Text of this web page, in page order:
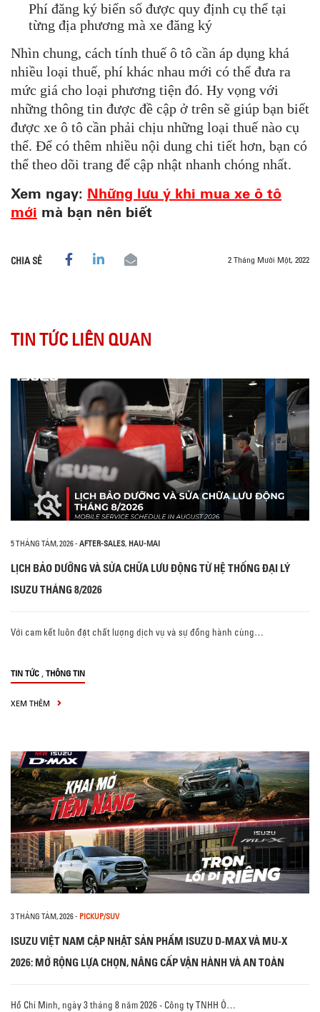
Phí đăng ký biển số được quy định cụ thể tại
từng địa phương mà xe đăng ký
Nhìn chung, cách tính thuế ô tô cần áp dụng khá
nhiều loại thuế, phí khác nhau mới có thể đưa ra
mức giá cho loại phương tiện đó. Hy vọng với
những thông tin được đề cập ở trên sẽ giúp bạn biết
được xe ô tô cần phải chịu những loại thuế nào cụ
thể. Để có thêm nhiều nội dung chi tiết hơn, bạn có
thể theo dõi trang để cập nhật nhanh chóng nhất.
Xem ngay: Những lưu ý khi mua xe ô tô
mới mà bạn nên biết
CHIA SẺ 2 Tháng Mười Một, 2022
TIN TỨC LIÊN QUAN
5 THÁNG TÁM, 2026- AFTER-SALES, HAU-MAI
LỊCH BẢO DƯỠNG VÀ SỬA CHỮA LƯU ĐỘNG TỪ HỆ THỐNG ĐẠI LÝ
ISUZU THÁNG 8/2026
Với cam kết luôn đặt chất lượng dịch vụ và sự đồng hành cùng…
TIN TỨC , THÔNG TIN
XEM THÊM
3 THÁNG TÁM, 2026- PICKUP/SUV
ISUZU VIỆT NAM CẬP NHẬT SẢN PHẨM ISUZU D-MAX VÀ MU-X
2026: MỞ RỘNG LỰA CHỌN, NÂNG CẤP VẬN HÀNH VÀ AN TOÀN
Hồ Chí Minh, ngày 3 tháng 8 năm 2026 - Công ty TNHH Ô…